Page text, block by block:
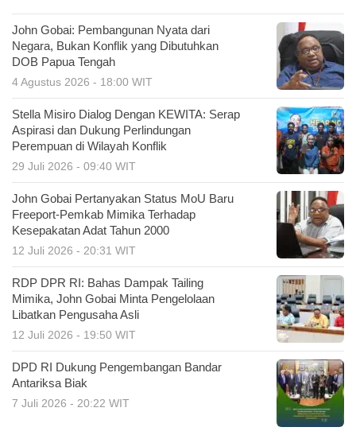
John Gobai: Pembangunan Nyata dari
Negara, Bukan Konflik yang Dibutuhkan
DOB Papua Tengah
4 Agustus 2026 - 18:00 WIT
Stella Misiro Dialog Dengan KEWITA: Serap
Aspirasi dan Dukung Perlindungan
Perempuan di Wilayah Konflik
29 Juli 2026 - 09:40 WIT
John Gobai Pertanyakan Status MoU Baru
Freeport-Pemkab Mimika Terhadap
Kesepakatan Adat Tahun 2000
12 Juli 2026 - 20:31 WIT
RDP DPR RI: Bahas Dampak Tailing
Mimika, John Gobai Minta Pengelolaan
Libatkan Pengusaha Asli
12 Juli 2026 - 19:50 WIT
DPD RI Dukung Pengembangan Bandar
Antariksa Biak
7 Juli 2026 - 20:22 WIT